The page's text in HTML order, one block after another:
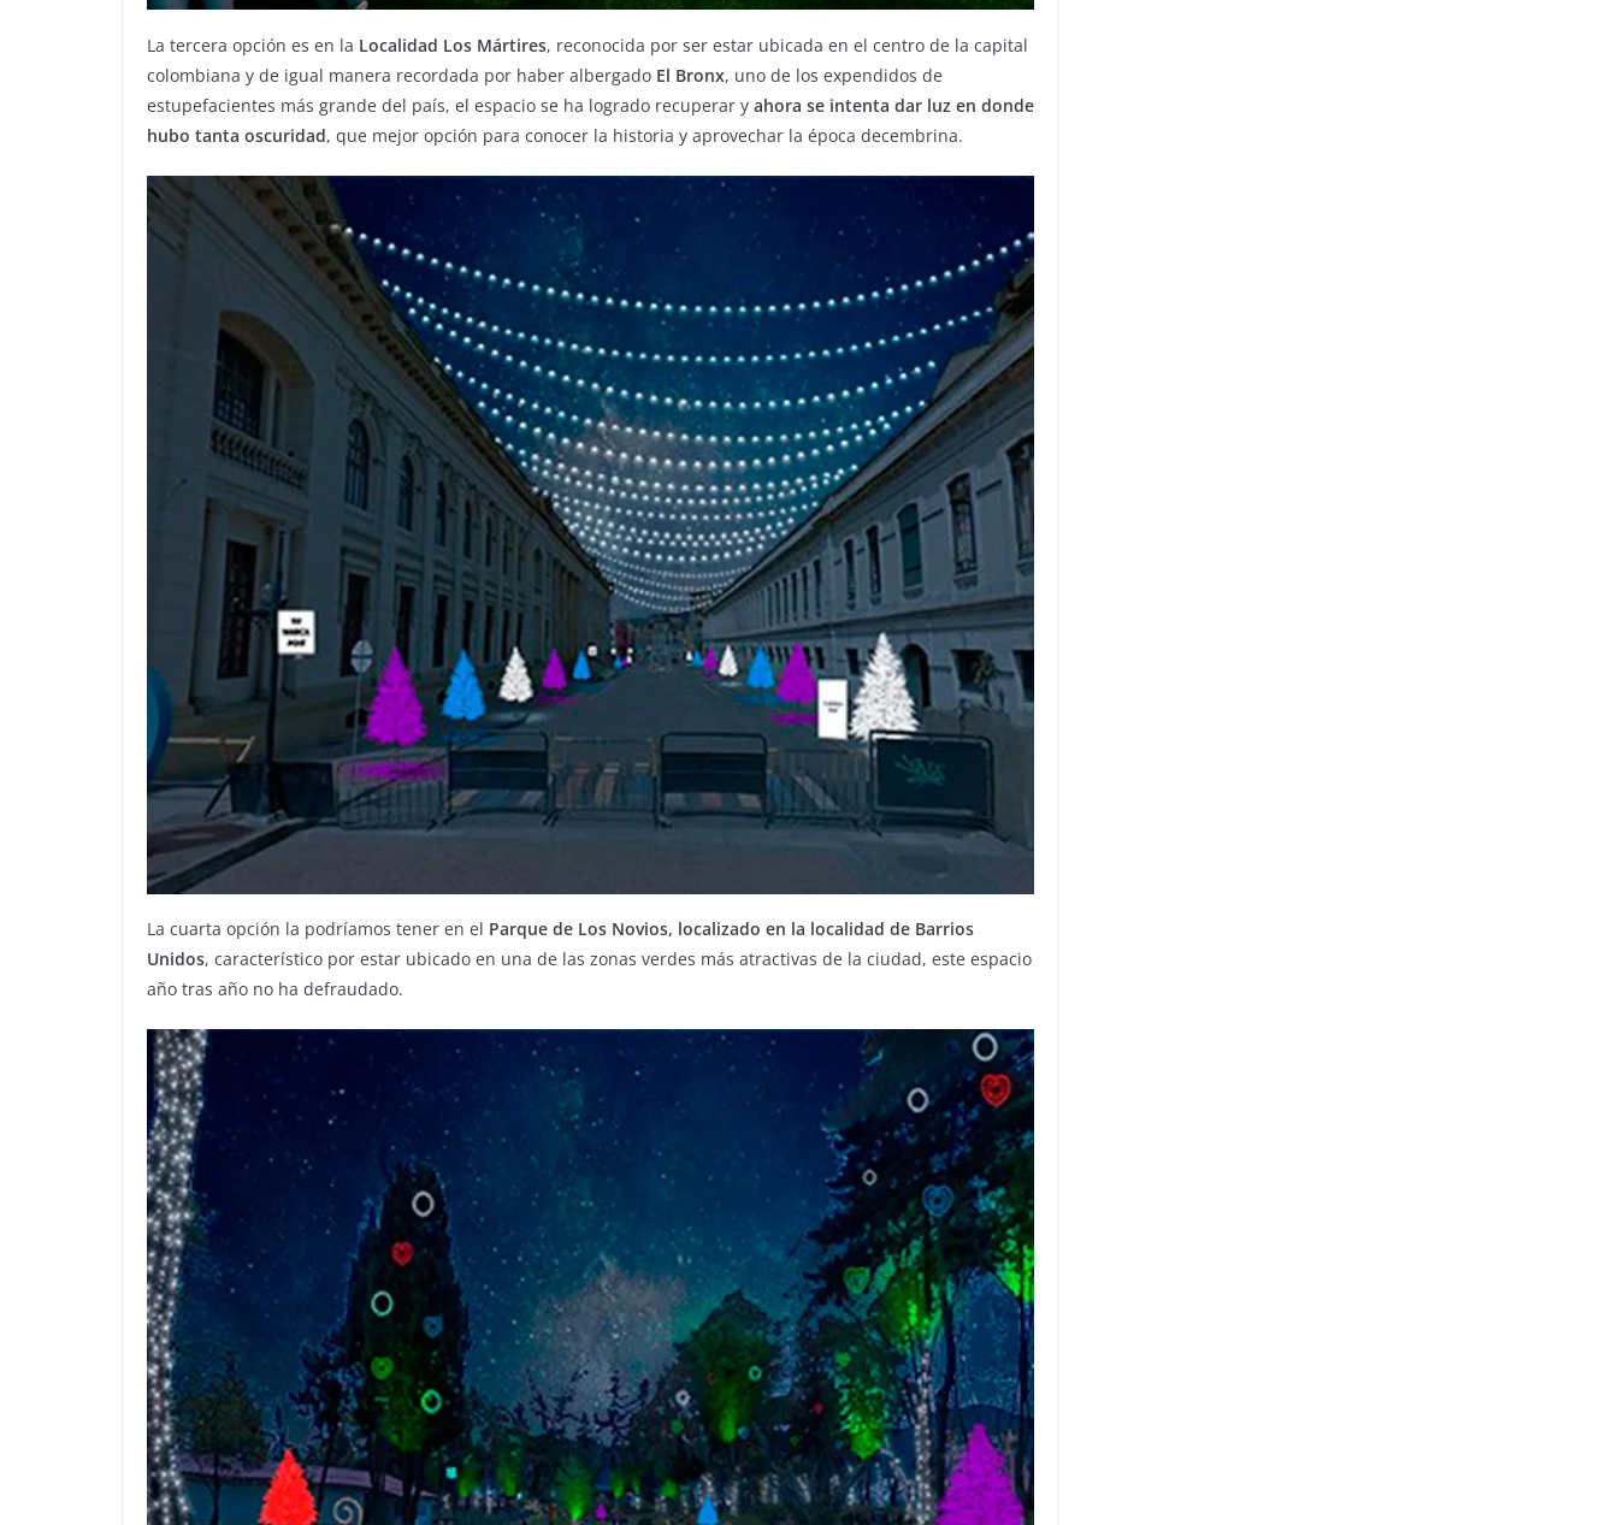
La tercera opción es en la Localidad Los Mártires, reconocida por ser estar ubicada en el centro de la capital
colombiana y de igual manera recordada por haber albergado El Bronx, uno de los expendidos de
estupefacientes más grande del país, el espacio se ha logrado recuperar y ahora se intenta dar luz en donde
hubo tanta oscuridad, que mejor opción para conocer la historia y aprovechar la época decembrina.
La cuarta opción la podríamos tener en el Parque de Los Novios, localizado en la localidad de Barrios
Unidos, característico por estar ubicado en una de las zonas verdes más atractivas de la ciudad, este espacio
año tras año no ha defraudado.